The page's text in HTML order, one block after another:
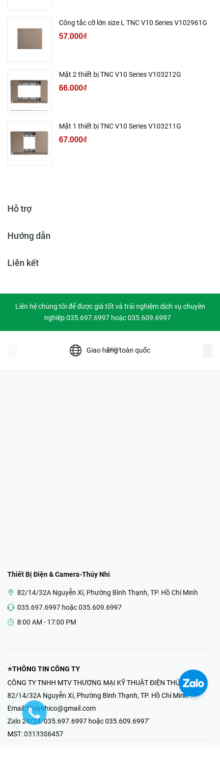
Công tắc cỡ lớn size L TNC V10 Series V102961G
57.000₫
Mặt 2 thiết bị TNC V10 Series V103212G
66.000₫
Mặt 1 thiết bị TNC V10 Series V103211G
67.000₫
Hỗ trợ
Hướng dẫn
Liên kết
Liên hệ chúng tôi để được giá tốt và trải nghiệm dịch vụ chuyên
nghiệp 035.697.6997 hoặc 035.609.6997
Giao hàng toàn quốc
prev
Thiết Bị Điện & Camera-Thúy Nhi
82/14/32A Nguyễn Xí, Phường Bình Thạnh, TP. Hồ Chí Minh
035.697.6997 hoặc 035.609.6997
8:00 AM - 17:00 PM
⭐THÔNG TIN CÔNG TY
CÔNG TY TNHH MTV THƯƠNG MẠI KỸ THUẬT ĐIỆN THÚY NHI
82/14/32A Nguyễn Xí, Phường Bình Thạnh, TP. Hồ Chí Minh
Email: thuynhico@gmail.com
Zalo 24/24:035.697.6997 hoặc 035.609.6997'
MST:0313386457